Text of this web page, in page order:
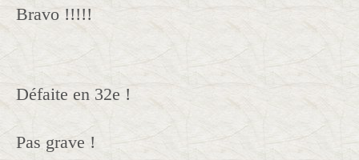
Bravo !!!!!
Défaite en 32e !
Pas grave !